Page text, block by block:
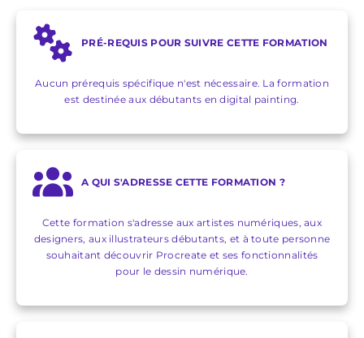
PRÉ-REQUIS POUR SUIVRE CETTE FORMATION
Aucun prérequis spécifique n'est nécessaire. La formation
est destinée aux débutants en digital painting.
A QUI S'ADRESSE CETTE FORMATION ?
Cette formation s'adresse aux artistes numériques, aux
designers, aux illustrateurs débutants, et à toute personne
souhaitant découvrir Procreate et ses fonctionnalités
pour le dessin numérique.